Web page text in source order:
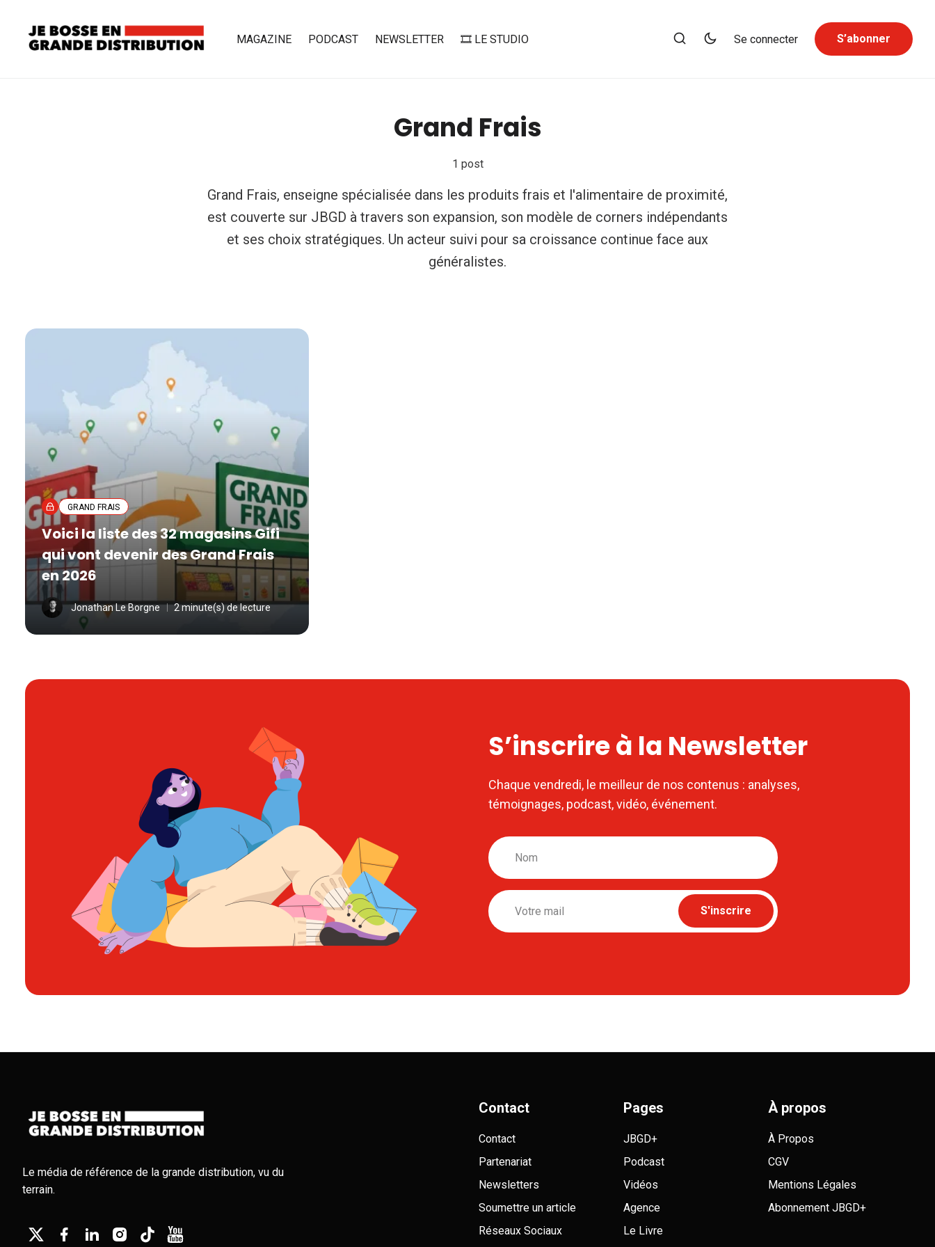
MAGAZINE PODCAST NEWSLETTER 🎞️ LE STUDIO Se connecter S’abonner
Grand Frais
1 post
Grand Frais, enseigne spécialisée dans les produits frais et l'alimentaire de proximité,
est couverte sur JBGD à travers son expansion, son modèle de corners indépendants
et ses choix stratégiques. Un acteur suivi pour sa croissance continue face aux
généralistes.
GRAND FRAIS
Voici la liste des 32 magasins Gifi
qui vont devenir des Grand Frais
en 2026
Jonathan Le Borgne 2 minute(s) de lecture
S’inscrire à la Newsletter
Chaque vendredi, le meilleur de nos contenus : analyses,
témoignages, podcast, vidéo, événement.
Nom
Email
S'inscrire
Le média de référence de la grande distribution, vu du
terrain.
Contact
Contact
Partenariat
Newsletters
Soumettre un article
Réseaux Sociaux
Pages
JBGD+
Podcast
Vidéos
Agence
Le Livre
À propos
À Propos
CGV
Mentions Légales
Abonnement JBGD+